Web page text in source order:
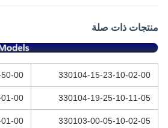
منتجات ذات صلة
330104-15-23-10-02-00
00
330104-19-25-10-11-05
00
330103-00-05-10-02-05
00